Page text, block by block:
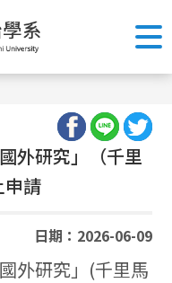
外研究」（千里
申請
日期：2026-06-09
外研究」(千里馬